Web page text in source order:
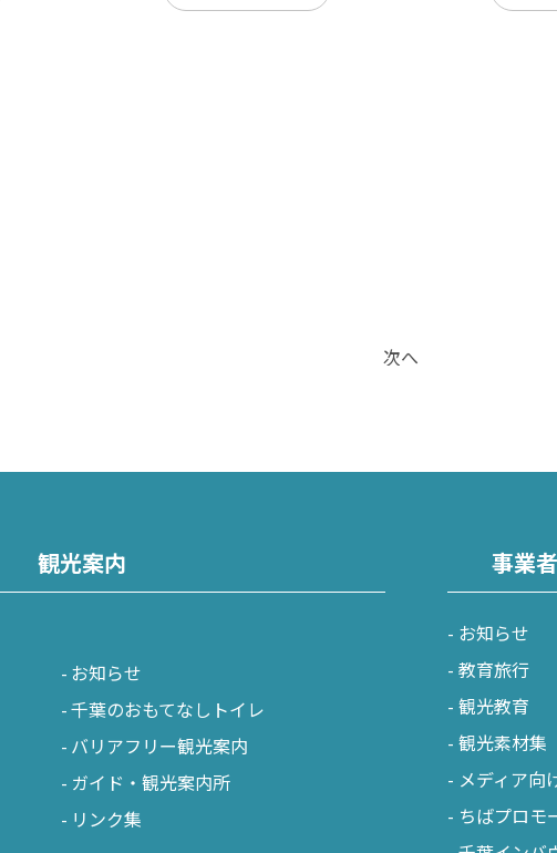
次へ
観光案内
お知らせ
千葉のおもてなしトイレ
バリアフリー観光案内
ガイド・観光案内所
リンク集
事業
お知らせ
教育旅行
観光教育
観光素材集
メディア向
ちばプロモ